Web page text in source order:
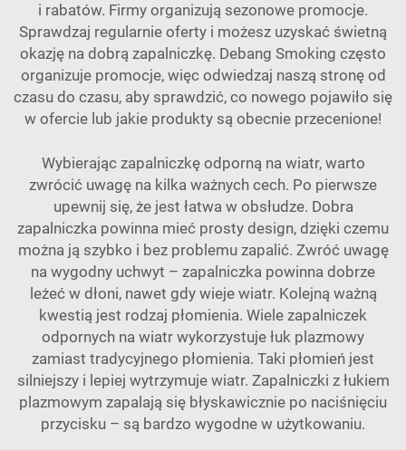
i rabatów. Firmy organizują sezonowe promocje.
Sprawdzaj regularnie oferty i możesz uzyskać świetną
okazję na dobrą zapalniczkę. Debang Smoking często
organizuje promocje, więc odwiedzaj naszą stronę od
czasu do czasu, aby sprawdzić, co nowego pojawiło się
w ofercie lub jakie produkty są obecnie przecenione!
Wybierając zapalniczkę odporną na wiatr, warto
zwrócić uwagę na kilka ważnych cech. Po pierwsze
upewnij się, że jest łatwa w obsłudze. Dobra
zapalniczka powinna mieć prosty design, dzięki czemu
można ją szybko i bez problemu zapalić. Zwróć uwagę
na wygodny uchwyt – zapalniczka powinna dobrze
leżeć w dłoni, nawet gdy wieje wiatr. Kolejną ważną
kwestią jest rodzaj płomienia. Wiele zapalniczek
odpornych na wiatr wykorzystuje łuk plazmowy
zamiast tradycyjnego płomienia. Taki płomień jest
silniejszy i lepiej wytrzymuje wiatr. Zapalniczki z łukiem
plazmowym zapalają się błyskawicznie po naciśnięciu
przycisku – są bardzo wygodne w użytkowaniu.